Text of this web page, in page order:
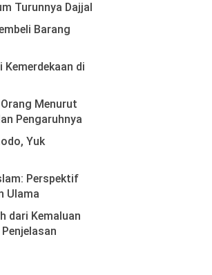
Turunnya Dajjal
Barang
Kemerdekaan di
Menurut
Pengaruhnya
Yuk
Perspektif
Ulama
dari Kemaluan